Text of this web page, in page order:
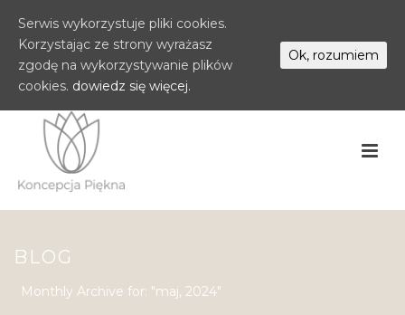
BLOG
Monthly Archive for: "maj, 2024"
Serwis wykorzystuje pliki cookies.
Korzystając ze strony wyrażasz
zgodę na wykorzystywanie plików
cookies. dowiedz się więcej.
Ok, rozumiem